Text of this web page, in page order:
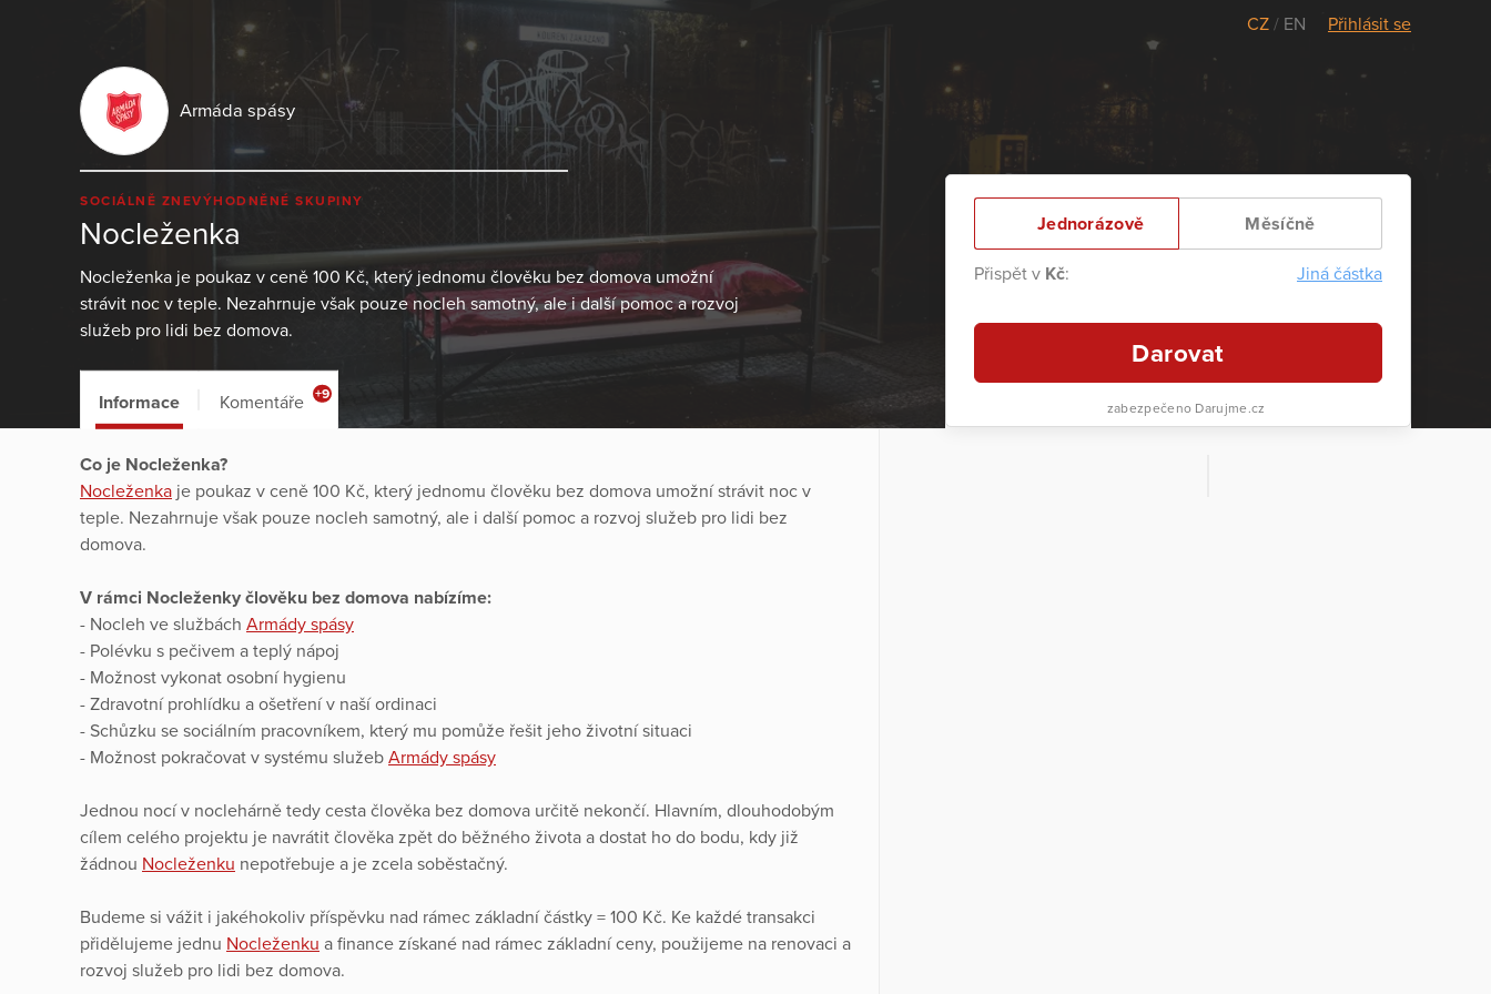
CZ / EN Přihlásit se
Armáda spásy
SOCIÁLNĚ ZNEVÝHODNĚNÉ SKUPINY
Nocleženka
Nocleženka je poukaz v ceně 100 Kč, který jednomu člověku bez domova umožní
strávit noc v teple. Nezahrnuje však pouze nocleh samotný, ale i další pomoc a rozvoj
služeb pro lidi bez domova.
Jednorázově Měsíčně
Přispět v Kč: Jiná částka
Darovat
zabezpečeno Darujme.cz
Informace Komentáře +9
Co je Nocleženka?
Nocleženka je poukaz v ceně 100 Kč, který jednomu člověku bez domova umožní strávit noc v
teple. Nezahrnuje však pouze nocleh samotný, ale i další pomoc a rozvoj služeb pro lidi bez
domova.
V rámci Nocleženky člověku bez domova nabízíme:
- Nocleh ve službách Armády spásy
- Polévku s pečivem a teplý nápoj
- Možnost vykonat osobní hygienu
- Zdravotní prohlídku a ošetření v naší ordinaci
- Schůzku se sociálním pracovníkem, který mu pomůže řešit jeho životní situaci
- Možnost pokračovat v systému služeb Armády spásy
Jednou nocí v noclehárně tedy cesta člověka bez domova určitě nekončí. Hlavním, dlouhodobým
cílem celého projektu je navrátit člověka zpět do běžného života a dostat ho do bodu, kdy již
žádnou Nocleženku nepotřebuje a je zcela soběstačný.
Budeme si vážit i jakéhokoliv příspěvku nad rámec základní částky = 100 Kč. Ke každé transakci
přidělujeme jednu Nocleženku a finance získané nad rámec základní ceny, použijeme na renovaci a
rozvoj služeb pro lidi bez domova.